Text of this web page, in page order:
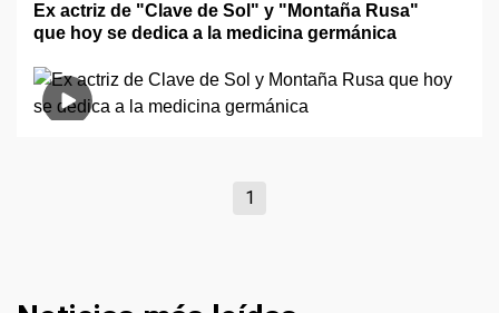
Ex actriz de "Clave de Sol" y "Montaña Rusa"
que hoy se dedica a la medicina germánica
1